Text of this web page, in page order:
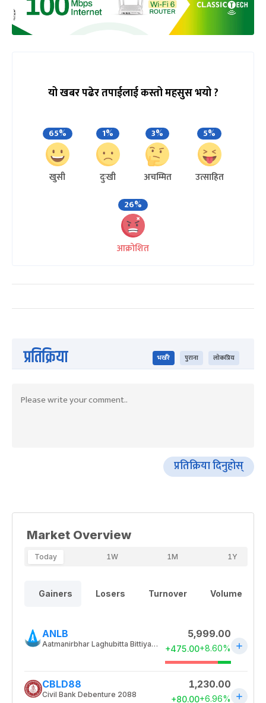
यो खबर पढेर तपाईलाई कस्तो महसुस भयो ?
65%
खुसी
1%
दुःखी
3%
अचम्मित
5%
उत्साहित
26%
आक्रोशित
प्रतिक्रिया भर्खरै पुराना लोकप्रिय
प्रतिक्रिया दिनुहोस्